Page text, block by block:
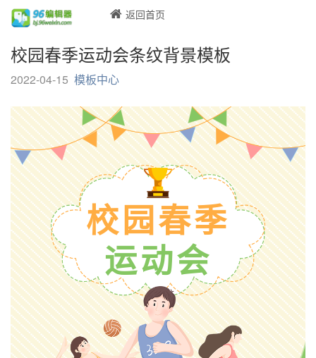
返回首页
校园春季运动会条纹背景模板
2022-04-15 模板中心
校园春季
运动会